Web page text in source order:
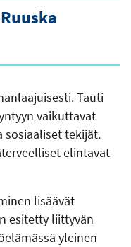
Tauti
vaikuttavat
sosiaaliset tekijät.
elintavat
lisäävät
esitetty liittyvän
yleinen